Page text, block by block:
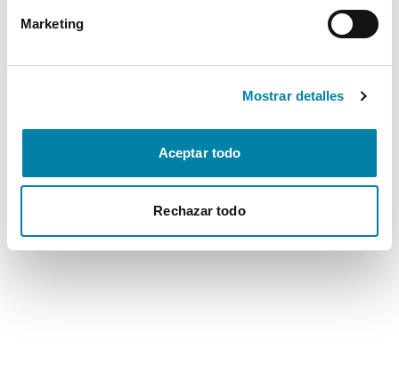
Marketing
Mostrar detalles
Aceptar todo
Rechazar todo